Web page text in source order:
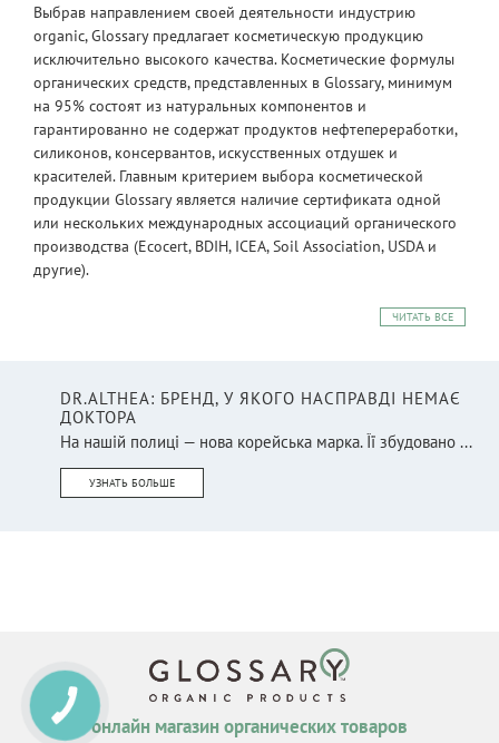
Выбрав направлением своей деятельности индустрию
organic, Glossary предлагает косметическую продукцию
исключительно высокого качества. Косметические формулы
органических средств, представленных в Glossary, минимум
на 95% состоят из натуральных компонентов и
гарантированно не содержат продуктов нефтепереработки,
силиконов, консервантов, искусственных отдушек и
красителей. Главным критерием выбора косметической
продукции Glossary является наличие сертификата одной
или нескольких международных ассоциаций органического
производства (Ecocert, BDIH, ICEA, Soil Association, USDA и
другие).
ЧИТАТЬ ВСЕ
DR.ALTHEA: БРЕНД, У ЯКОГО НАСПРАВДІ НЕМАЄ
ДОКТОРА
На нашій полиці — нова корейська марка. Її збудовано ...
УЗНАТЬ БОЛЬШЕ
онлайн магазин органических товаров
КНОПКА
СВЯЗИ